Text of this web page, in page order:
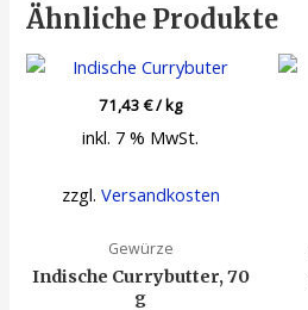
Ähnliche Produkte
71,43€/kg
inkl. 7 % MwSt.
zzgl. Versandkosten
Gewürze
Indische Currybutter, 70
g